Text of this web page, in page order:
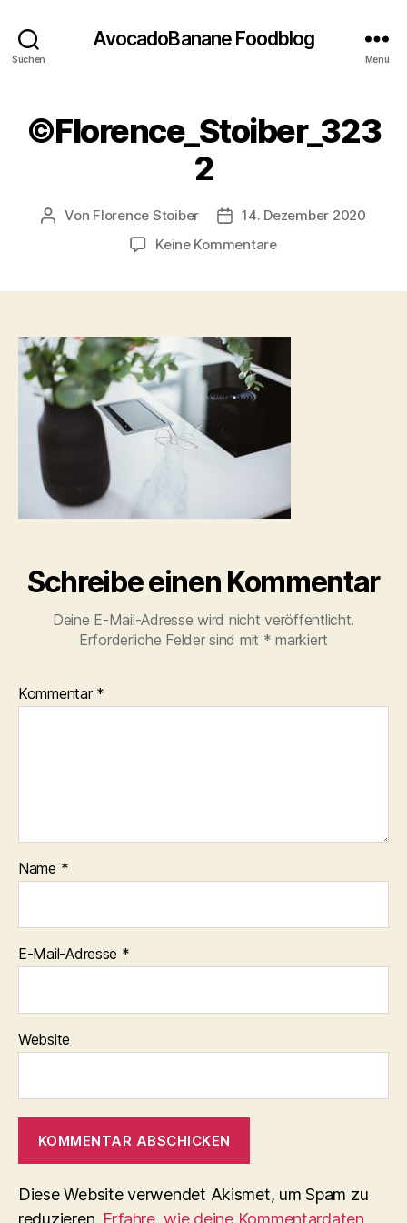
Suchen
AvocadoBanane Foodblog
Menü
©Florence_Stoiber_323
2
Beitragsautor
Von Florence Stoiber Veröffentlichungsdatum
14. Dezember 2020
Keine Kommentarezu
Schreibe einen Kommentar
Deine E-Mail-Adresse wird nicht veröffentlicht.
Erforderliche Felder sind mit * markiert
Kommentar *
Name *
E-Mail-Adresse *
Website
Diese Website verwendet Akismet, um Spam zu
reduzieren. Erfahre, wie deine Kommentardaten